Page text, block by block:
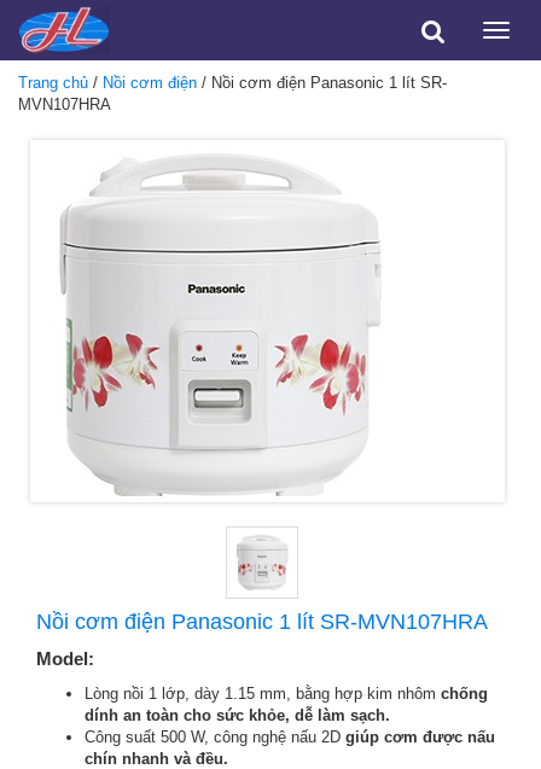
Toggle
Trang chủ / Nồi cơm điện / Nồi cơm điện Panasonic 1 lít SR-
MVN107HRA
Nồi cơm điện Panasonic 1 lít SR-MVN107HRA
Model:
Lòng nồi 1 lớp, dày 1.15 mm, bằng hợp kim nhôm chống
dính an toàn cho sức khỏe, dễ làm sạch.
Công suất 500 W, công nghệ nấu 2D giúp cơm được nấu
chín nhanh và đều.